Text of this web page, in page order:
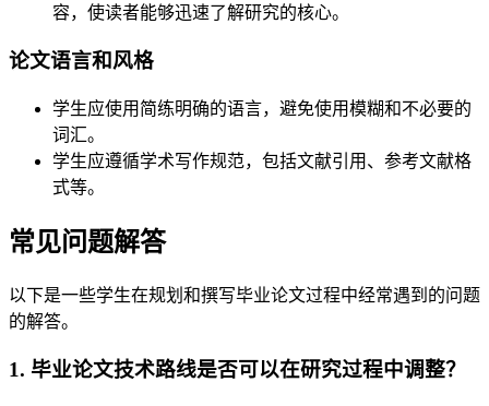
容，使读者能够迅速了解研究的核心。
论文语言和风格
学生应使用简练明确的语言，避免使用模糊和不必要的
词汇。
学生应遵循学术写作规范，包括文献引用、参考文献格
式等。
常见问题解答
以下是一些学生在规划和撰写毕业论文过程中经常遇到的问题
的解答。
1. 毕业论文技术路线是否可以在研究过程中调整？